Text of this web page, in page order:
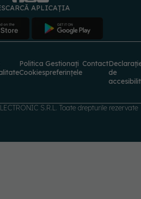
APLICAȚIA
Politica
Cookies
Gestionați
preferințele
Contact
de
S.R.L. Toate drepturile rezervate